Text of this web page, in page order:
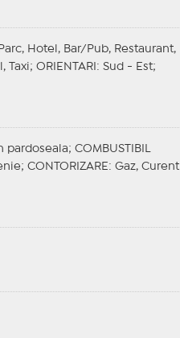
Hotel, Bar/Pub, Restaurant,
Taxi; ORIENTARI : Sud - Est;
pardoseala; COMBUSTIBIL
CONTORIZARE : Gaz, Curent